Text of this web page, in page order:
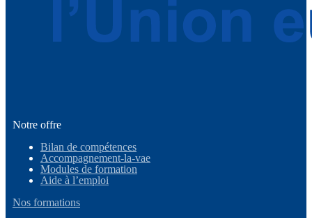
Notre offre
Bilan de compétences
Accompagnement-la-vae
Modules de formation
Aide à l’emploi
Nos formations